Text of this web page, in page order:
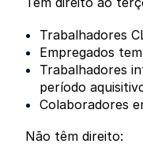
Trabalhadores
Empregados
Trabalhadores
período
Colaboradores
Não têm direito: